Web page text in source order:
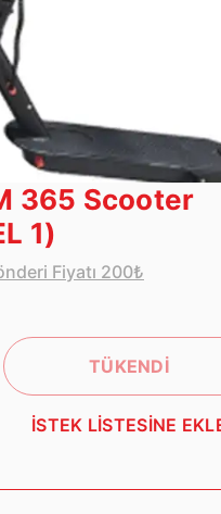
365 Scooter
1)
Fiyatı 200₺
TÜKENDİ
İSTEK LİSTESİNE